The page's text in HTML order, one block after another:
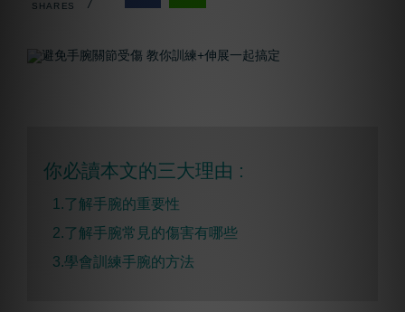
你必讀本文的三大理由 :
1.了解手腕的重要性
2.了解手腕常見的傷害有哪些
3.學會訓練手腕的方法